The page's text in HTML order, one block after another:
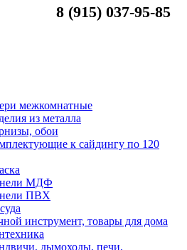
8 (915) 037-95-85
межкомнатные
из металла
обои
к сайдингу по 120
МДФ
ПВХ
инструмент, товары для дома
дымоходы, печи,